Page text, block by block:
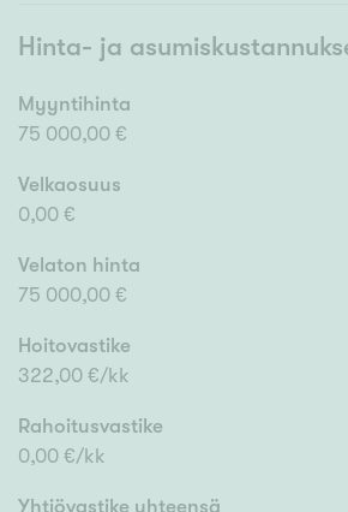
Hinta- ja
Myyntihinta
75 000,00 €
Velkaosuus
0,00 €
Velaton hinta
75 000,00 €
Hoitovastike
322,00 €/kk
Rahoitusvastike
0,00 €/kk
Yhtiövastike yhteensä